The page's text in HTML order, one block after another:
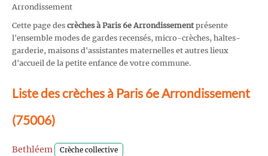
Arrondissement
Cette page des crèches à Paris 6e Arrondissementprésente
l'ensemble modes de gardes recensés, micro-crèches, haltes-
garderie, maisons d'assistantes maternelles et autres lieux
d'accueil de la petite enfance de votre commune.
Liste des crèches à Paris 6e Arrondissement
(75006)
Bethléem Crèche collective